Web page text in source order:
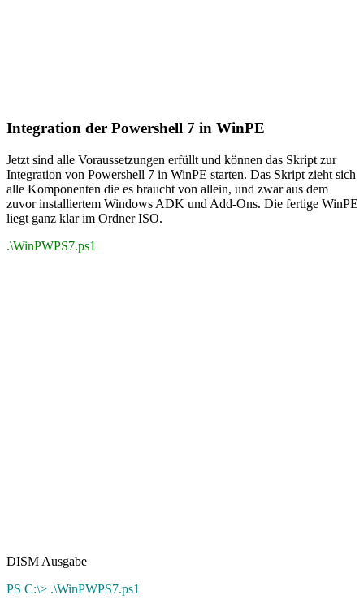
Integration der Powershell 7 in WinPE
Jetzt sind alle Voraussetzungen erfüllt und können das Skript zur
Integration von Powershell 7 in WinPE starten. Das Skript zieht sich
alle Komponenten die es braucht von allein, und zwar aus dem
zuvor installiertem Windows ADK und Add-Ons. Die fertige WinPE
liegt ganz klar im Ordner ISO.
.\WinPWPS7.ps1
DISM Ausgabe
PS C:\> .\WinPWPS7.ps1